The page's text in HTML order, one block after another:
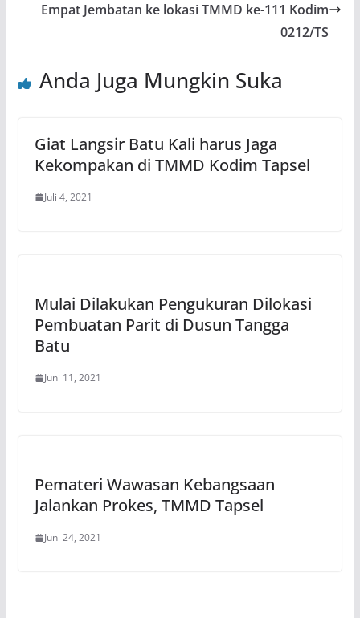
Empat Jembatan ke lokasi TMMD ke-111 Kodim
0212/TS
Anda Juga Mungkin Suka
Giat Langsir Batu Kali harus Jaga
Kekompakan di TMMD Kodim Tapsel
Juli 4, 2021
Mulai Dilakukan Pengukuran Dilokasi
Pembuatan Parit di Dusun Tangga
Batu
Juni 11, 2021
Pemateri Wawasan Kebangsaan
Jalankan Prokes, TMMD Tapsel
Juni 24, 2021